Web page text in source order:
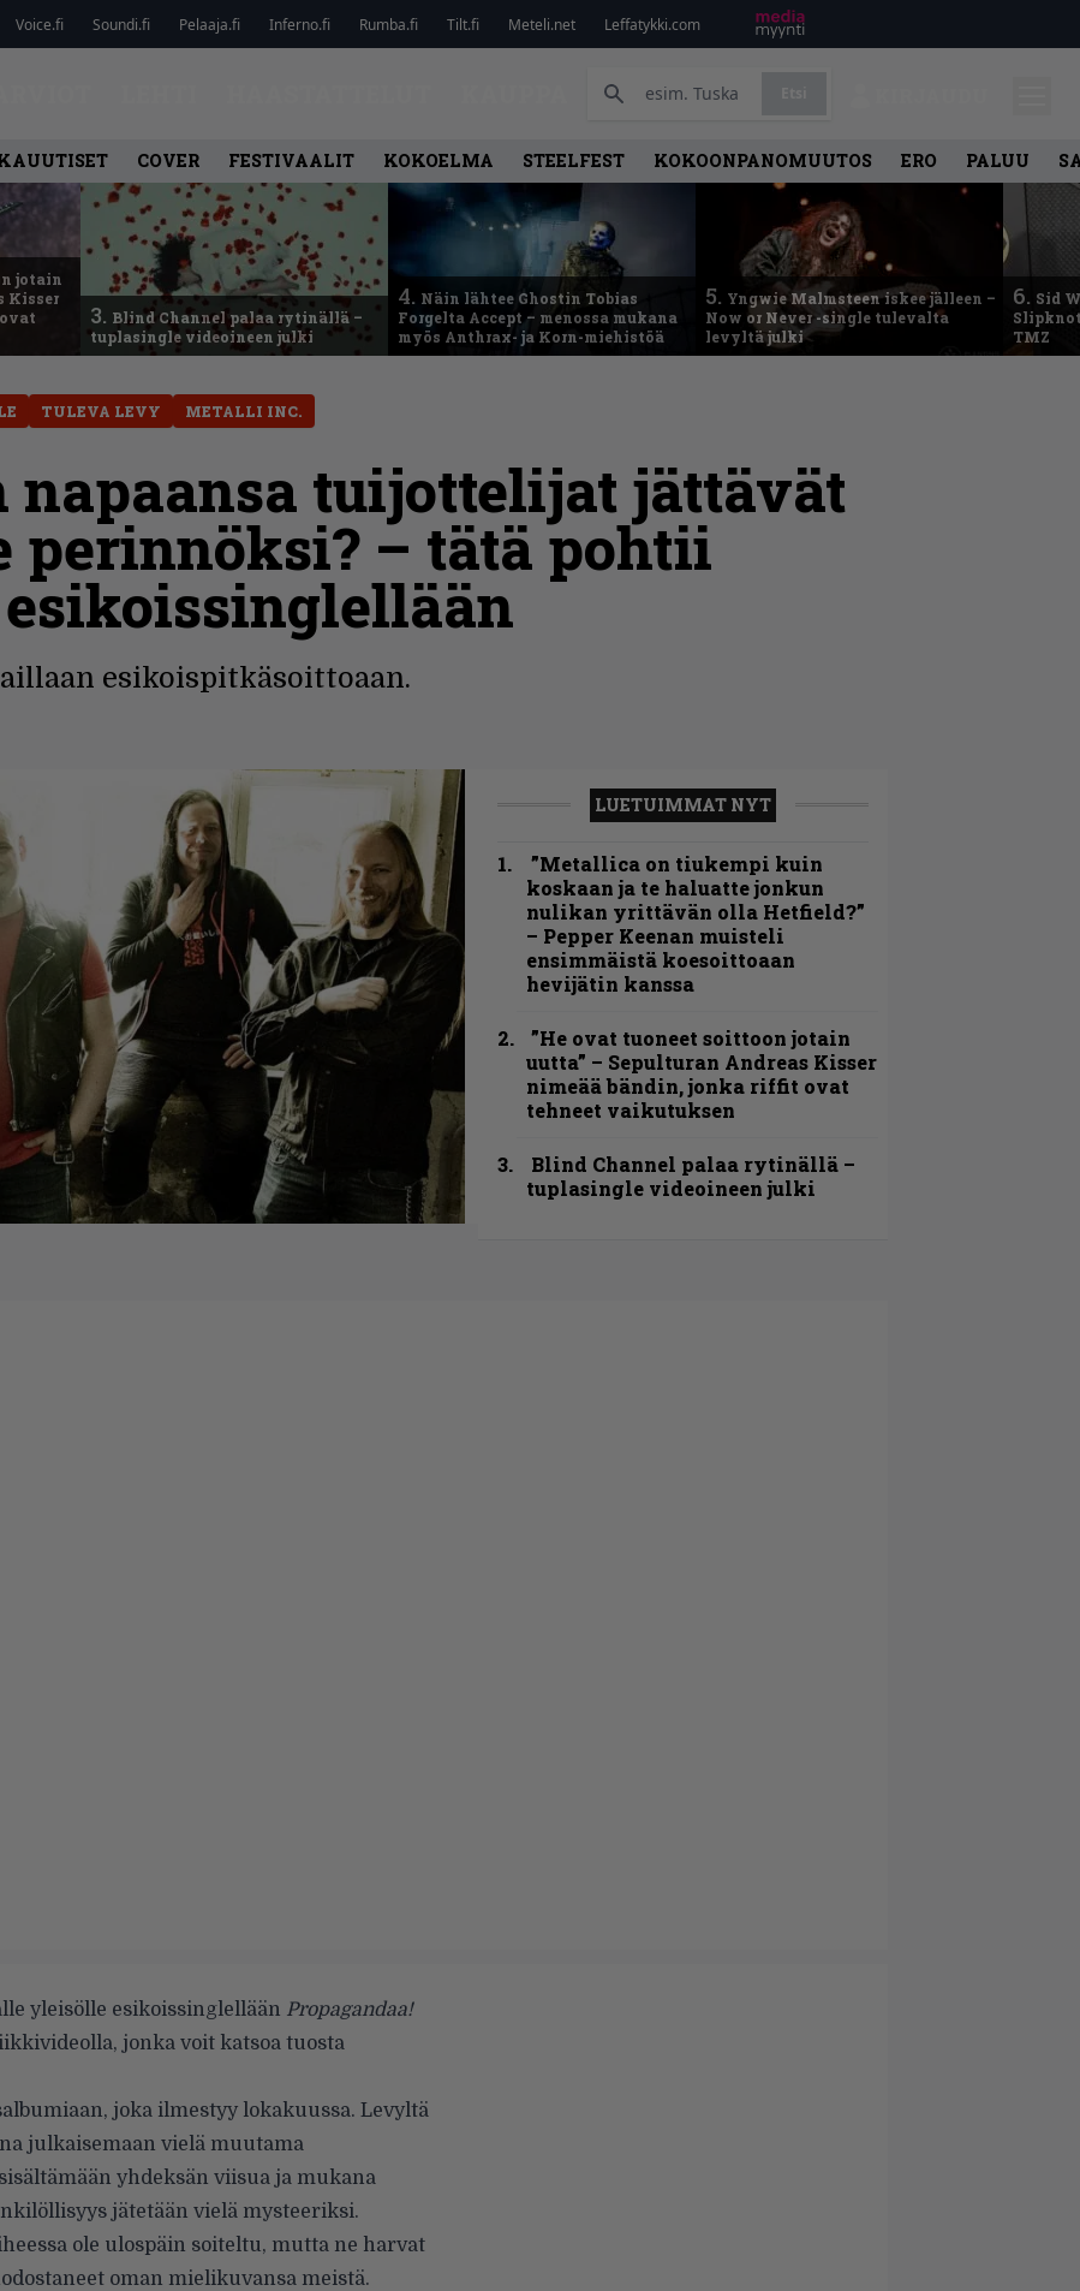
Voice.fi Soundi.fi Pelaaja.fi Inferno.fi Rumba.fi Tilt.fi Meteli.net Leffatykki.com
COVER FESTIVAALIT KOKOELMA STEELFEST KOKOONPANOMUUTOS ERO PALUU
jotain
Kisser
3. Blind Channel palaa rytinällä –
tuplasingle videoineen julki
4. Näin lähtee Ghostin Tobias
Forgelta Accept – menossa mukana
myös Anthrax- ja Korn-miehistöä
5. Yngwie Malmsteen iskee jälleen –
Now or Never -single tulevalta
levyltä julki
6. Sid
TMZ
TULEVA LEVY METALLI INC.
napaansa tuijottelijat jättävät
– tätä pohtii
esikoispitkäsoittoaan.
LUETUIMMAT NYT
”Metallica on tiukempi kuin
koskaan ja te haluatte jonkun
nulikan yrittävän olla Hetfield?”
– Pepper Keenan muisteli
ensimmäistä koesoittoaan
hevijätin kanssa
”He ovat tuoneet soittoon jotain
uutta” – Sepulturan Andreas Kisser
nimeää bändin, jonka riffit ovat
tehneet vaikutuksen
Blind Channel palaa rytinällä –
tuplasingle videoineen julki
yleisölle esikoissinglellään Propagandaa!
jonka voit katsoa tuosta
joka ilmestyy lokakuussa. Levyltä
julkaisemaan vielä muutama
yhdeksän viisua ja mukana
jätetään vielä mysteeriksi.
ole ulospäin soiteltu, mutta ne harvat
oman mielikuvansa meistä.